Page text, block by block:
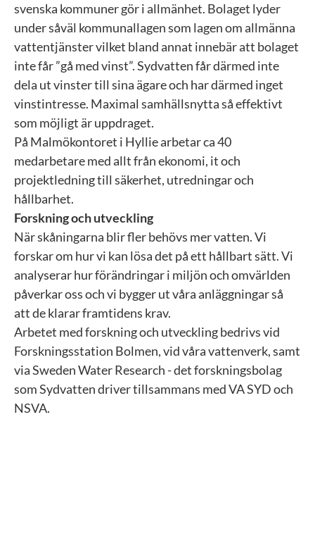
svenska kommuner gör i allmänhet. Bolaget lyder
under såväl kommunallagen som lagen om allmänna
vattentjänster vilket bland annat innebär att bolaget
inte får ”gå med vinst”. Sydvatten får därmed inte
dela ut vinster till sina ägare och har därmed inget
vinstintresse. Maximal samhällsnytta så effektivt
som möjligt är uppdraget.
På Malmökontoret i Hyllie arbetar ca 40
medarbetare med allt från ekonomi, it och
projektledning till säkerhet, utredningar och
hållbarhet.
Forskning och utveckling
När skåningarna blir fler behövs mer vatten. Vi
forskar om hur vi kan lösa det på ett hållbart sätt. Vi
analyserar hur förändringar i miljön och omvärlden
påverkar oss och vi bygger ut våra anläggningar så
att de klarar framtidens krav.
Arbetet med forskning och utveckling bedrivs vid
Forskningsstation Bolmen, vid våra vattenverk, samt
via Sweden Water Research - det forskningsbolag
som Sydvatten driver tillsammans med VA SYD och
NSVA.